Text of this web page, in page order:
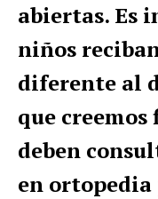
abiertas. Es
niños
diferente al
que
deben
en